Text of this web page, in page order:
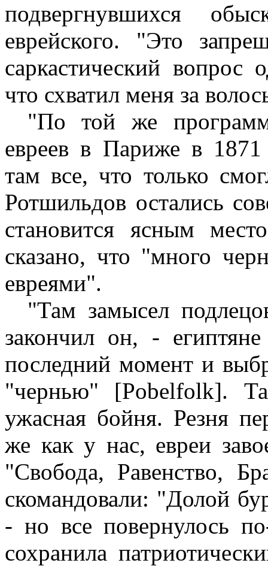
подвергнувшихся
еврейского. "Это
саркастический вопрос
что схватил меня за
"По той же
евреев в Париже в
там все, что только
Ротшильдов остались
становится ясным
сказано, что "много
евреями".
"Там замысел
закончил он, -
последний момент и
"чернью" [Pobelfolk].
ужасная бойня. Резня
же как у нас, евреи
"Свобода, Равенство,
скомандовали: "Долой
- но все повернулось
сохранила